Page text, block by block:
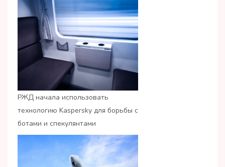
РЖД начала использовать
технологию Kaspersky для борьбы с
ботами и спекулянтами